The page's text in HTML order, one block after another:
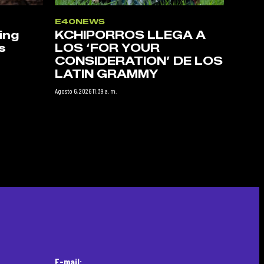
E40NEWS
KCHIPORROS LLEGA A
LOS ‘FOR YOUR
CONSIDERATION’ DE LOS
LATIN GRAMMY
Agosto 6, 2026 11:39 a. m.
E-mail: